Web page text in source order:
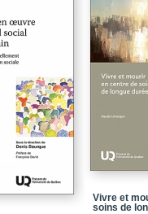
Chapitre 6_La
Chapitre
international
Principaux acronymes
Bibliographie
Table des matières
Vivre et
soins de